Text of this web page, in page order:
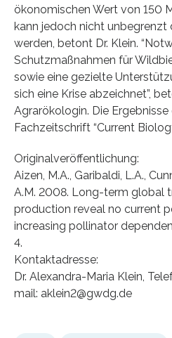
ökonomischen Wert von 150
kann jedoch nicht unbegrenzt
werden, betont Dr. Klein.
Schutzmaßnahmen für
sowie eine gezielte
sich eine Krise abzeichnet”,
Agrarökologin. Die
Fachzeitschrift “Current
Originalveröffentlichung:
Aizen, M.A., Garibaldi, L.A.,
A.M. 2008. Long-term global
production reveal no current
increasing pollinator
4.
Kontaktadresse:
Dr. Alexandra-Maria Klein,
mail: aklein2@gwdg.de